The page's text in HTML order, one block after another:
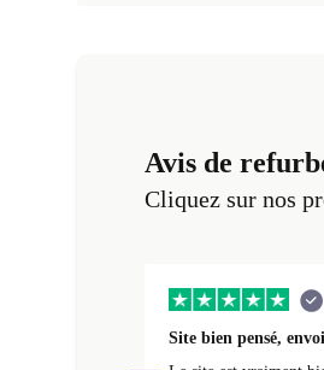
Avis de
Cliquez sur nos
Site bien pensé,